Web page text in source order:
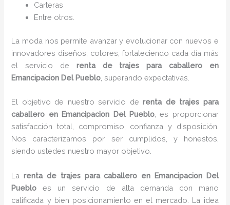
Carteras
Entre otros.
La moda nos permite avanzar y evolucionar con nuevos e
innovadores diseños, colores, fortaleciendo cada día más
el servicio de renta de trajes para caballero en
Emancipacion Del Pueblo , superando expectativas.
El objetivo de nuestro servicio derenta de trajes para
caballero en Emancipacion Del Pueblo, es proporcionar
satisfacción total, compromiso, confianza y disposición.
Nos caracterizamos por ser cumplidos, y honestos,
siendo ustedes nuestro mayor objetivo.
Larenta de trajes para caballero en Emancipacion Del
Puebloes un servicio de alta demanda con mano
calificada y bien posicionamiento en el mercado. La idea